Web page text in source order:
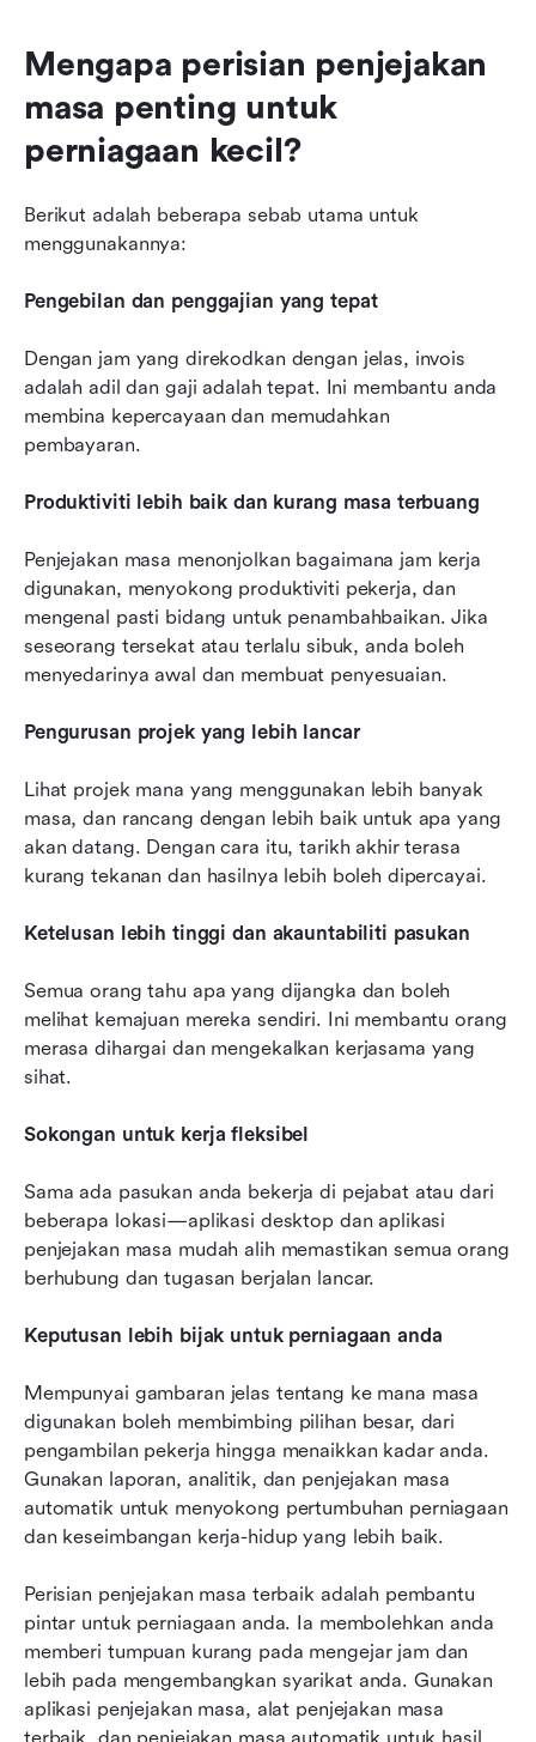
Mengapa perisian penjejakan
masa penting untuk
perniagaan kecil?
Berikut adalah beberapa sebab utama untuk
menggunakannya:
Pengebilan dan penggajian yang tepat
Dengan jam yang direkodkan dengan jelas, invois
adalah adil dan gaji adalah tepat. Ini membantu anda
membina kepercayaan dan memudahkan
pembayaran.
Produktiviti lebih baik dan kurang masa terbuang
Penjejakan masa menonjolkan bagaimana jam kerja
digunakan, menyokong produktiviti pekerja, dan
mengenal pasti bidang untuk penambahbaikan. Jika
seseorang tersekat atau terlalu sibuk, anda boleh
menyedarinya awal dan membuat penyesuaian.
Pengurusan projek yang lebih lancar
Lihat projek mana yang menggunakan lebih banyak
masa, dan rancang dengan lebih baik untuk apa yang
akan datang. Dengan cara itu, tarikh akhir terasa
kurang tekanan dan hasilnya lebih boleh dipercayai.
Ketelusan lebih tinggi dan akauntabiliti pasukan
Semua orang tahu apa yang dijangka dan boleh
melihat kemajuan mereka sendiri. Ini membantu orang
merasa dihargai dan mengekalkan kerjasama yang
sihat.
Sokongan untuk kerja fleksibel
Sama ada pasukan anda bekerja di pejabat atau dari
beberapa lokasi—aplikasi desktop dan aplikasi
penjejakan masa mudah alih memastikan semua orang
berhubung dan tugasan berjalan lancar.
Keputusan lebih bijak untuk perniagaan anda
Mempunyai gambaran jelas tentang ke mana masa
digunakan boleh membimbing pilihan besar, dari
pengambilan pekerja hingga menaikkan kadar anda.
Gunakan laporan, analitik, dan penjejakan masa
automatik untuk menyokong pertumbuhan perniagaan
dan keseimbangan kerja-hidup yang lebih baik.
Perisian penjejakan masa terbaik adalah pembantu
pintar untuk perniagaan anda. Ia membolehkan anda
memberi tumpuan kurang pada mengejar jam dan
lebih pada mengembangkan syarikat anda. Gunakan
aplikasi penjejakan masa, alat penjejakan masa
terbaik, dan penjejakan masa automatik untuk hasil